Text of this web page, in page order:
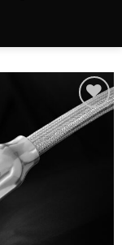
WISHLIST